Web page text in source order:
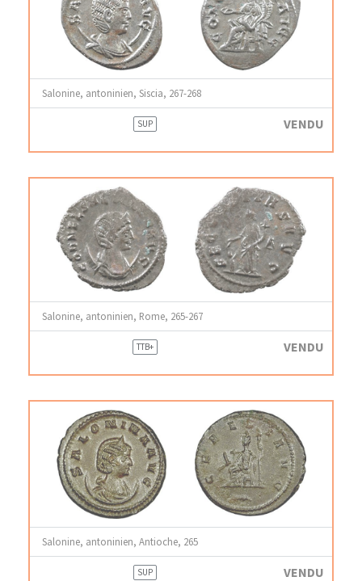
Salonine, antoninien, Siscia, 267-268
SUP VENDU
Salonine, antoninien, Rome, 265-267
TTB+ VENDU
Salonine, antoninien, Antioche, 265
SUP VENDU